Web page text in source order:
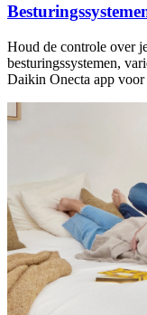
Houd de controle over
besturingssystemen,
Daikin Onecta app